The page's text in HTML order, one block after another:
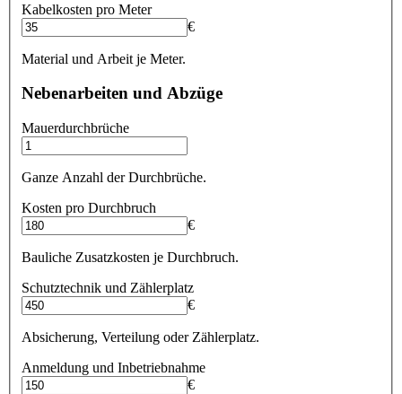
Kabelkosten pro Meter
€
Material und Arbeit je Meter.
Nebenarbeiten und Abzüge
Mauerdurchbrüche
Ganze Anzahl der Durchbrüche.
Kosten pro Durchbruch
€
Bauliche Zusatzkosten je Durchbruch.
Schutztechnik und Zählerplatz
€
Absicherung, Verteilung oder Zählerplatz.
Anmeldung und Inbetriebnahme
€